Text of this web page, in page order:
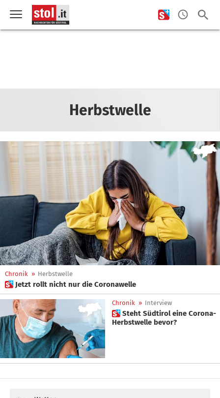
Herbstwelle
Chronik » Herbstwelle
 Jetzt rollt nicht nur die Coronawelle
Chronik » Interview
 Steht Südtirol eine Corona-
Herbstwelle bevor?